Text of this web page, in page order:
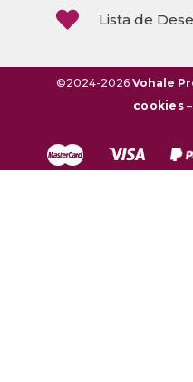
 Lista de
©2024-2026 Vohale
cookies–